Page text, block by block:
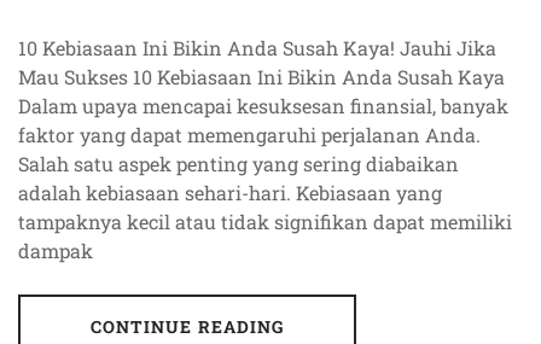
10 Kebiasaan Ini Bikin Anda Susah Kaya! Jauhi Jika
Mau Sukses 10 Kebiasaan Ini Bikin Anda Susah Kaya
Dalam upaya mencapai kesuksesan finansial, banyak
faktor yang dapat memengaruhi perjalanan Anda.
Salah satu aspek penting yang sering diabaikan
adalah kebiasaan sehari-hari. Kebiasaan yang
tampaknya kecil atau tidak signifikan dapat memiliki
dampak
CONTINUE READING